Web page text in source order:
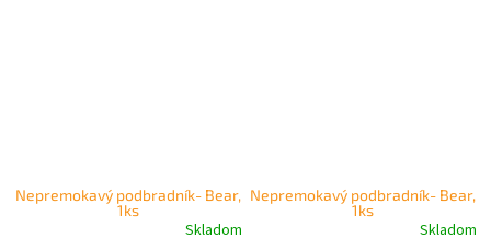
Nepremokavý podbradník- Bear,
1ks
Skladom
Nepremokavý podbradník- Bear,
1ks
Skladom